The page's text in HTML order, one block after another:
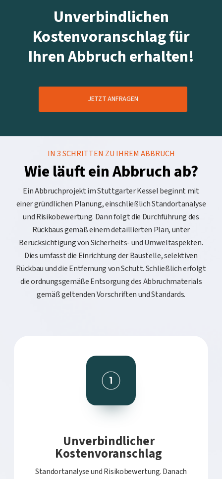
Unverbindlichen
Kostenvoranschlag für
Ihren Abbruch erhalten!
JETZT ANFRAGEN
IN 3 SCHRITTEN ZU IHREM ABBRUCH
Wie läuft ein Abbruch ab?
Ein Abbruchprojekt im Stuttgarter Kessel beginnt mit
einer gründlichen Planung, einschließlich Standortanalyse
und Risikobewertung. Dann folgt die Durchführung des
Rückbaus gemäß einem detaillierten Plan, unter
Berücksichtigung von Sicherheits- und Umweltaspekten.
Dies umfasst die Einrichtung der Baustelle, selektiven
Rückbau und die Entfernung von Schutt. Schließlich erfolgt
die ordnungsgemäße Entsorgung des Abbruchmaterials
gemäß geltenden Vorschriften und Standards.
Unverbindlicher
Kostenvoranschlag
Standortanalyse und Risikobewertung. Danach